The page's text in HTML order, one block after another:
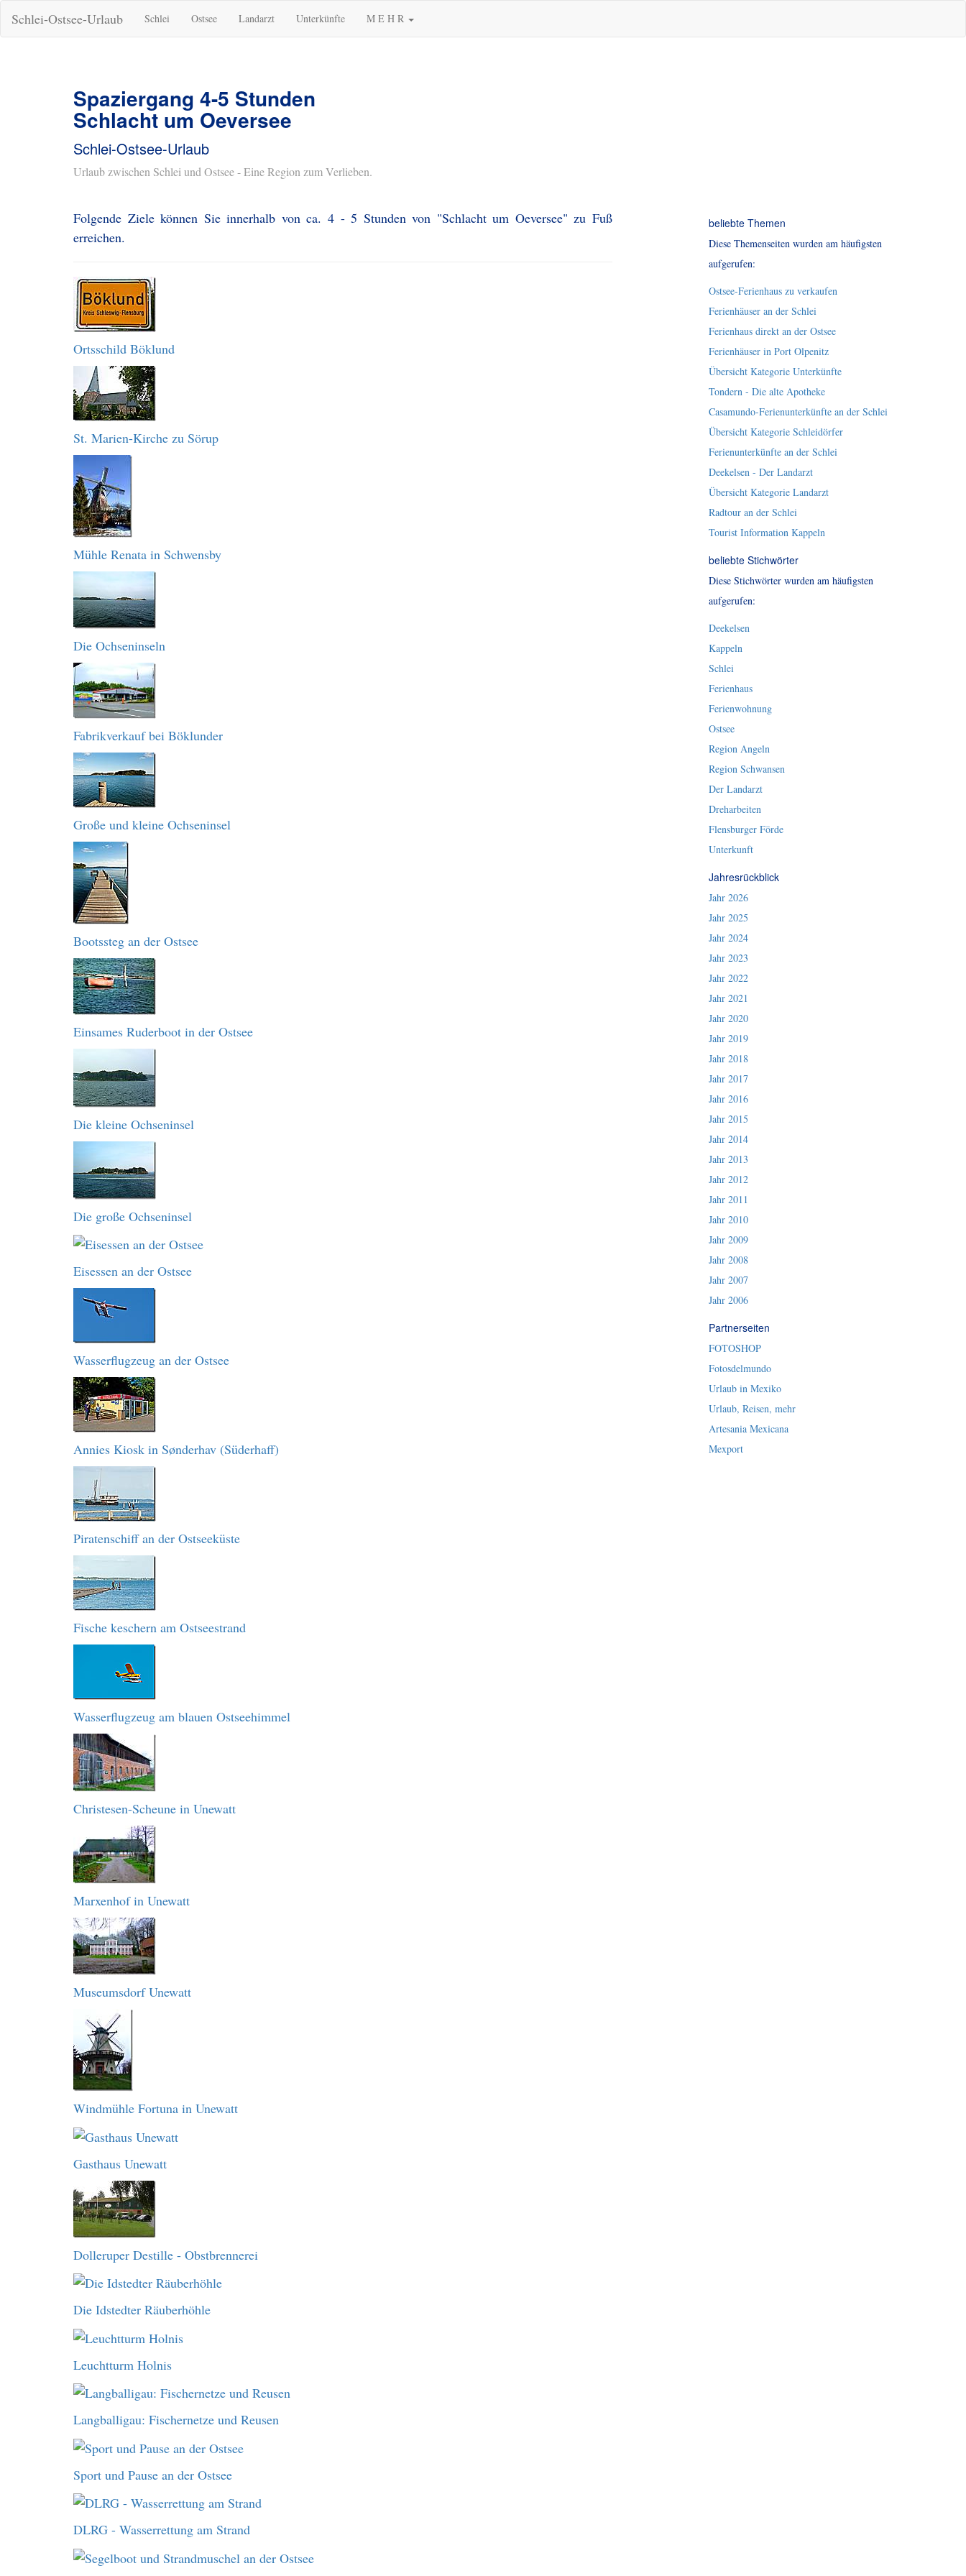
Schlei-Ostsee-Urlaub Schlei Ostsee Landarzt Unterkünfte M E H R
Spaziergang 4-5 Stunden
Schlacht um Oeversee
Schlei-Ostsee-Urlaub
Urlaub zwischen Schlei und Ostsee - Eine Region zum Verlieben.
Folgende Ziele können Sie innerhalb von ca. 4 - 5 Stunden von "Schlacht um Oeversee" zu Fuß
erreichen.
Ortsschild Böklund
St. Marien-Kirche zu Sörup
Mühle Renata in Schwensby
Die Ochseninseln
Fabrikverkauf bei Böklunder
Große und kleine Ochseninsel
Bootssteg an der Ostsee
Einsames Ruderboot in der Ostsee
Die kleine Ochseninsel
Die große Ochseninsel
Eisessen an der Ostsee
Wasserflugzeug an der Ostsee
Annies Kiosk in Sønderhav (Süderhaff)
Piratenschiff an der Ostseeküste
Fische keschern am Ostseestrand
Wasserflugzeug am blauen Ostseehimmel
Christesen-Scheune in Unewatt
Marxenhof in Unewatt
Museumsdorf Unewatt
Windmühle Fortuna in Unewatt
Gasthaus Unewatt
Dolleruper Destille - Obstbrennerei
Die Idstedter Räuberhöhle
Leuchtturm Holnis
Langballigau: Fischernetze und Reusen
Sport und Pause an der Ostsee
DLRG - Wasserrettung am Strand
beliebte Themen
Diese Themenseiten wurden am häufigsten
aufgerufen:
Ostsee-Ferienhaus zu verkaufen
Ferienhäuser an der Schlei
Ferienhaus direkt an der Ostsee
Ferienhäuser in Port Olpenitz
Übersicht Kategorie Unterkünfte
Tondern - Die alte Apotheke
Casamundo-Ferienunterkünfte an der Schlei
Übersicht Kategorie Schleidörfer
Ferienunterkünfte an der Schlei
Deekelsen - Der Landarzt
Übersicht Kategorie Landarzt
Radtour an der Schlei
Tourist Information Kappeln
beliebte Stichwörter
Diese Stichwörter wurden am häufigsten
aufgerufen:
Deekelsen
Kappeln
Schlei
Ferienhaus
Ferienwohnung
Ostsee
Region Angeln
Region Schwansen
Der Landarzt
Dreharbeiten
Flensburger Förde
Unterkunft
Jahresrückblick
Jahr 2026
Jahr 2025
Jahr 2024
Jahr 2023
Jahr 2022
Jahr 2021
Jahr 2020
Jahr 2019
Jahr 2018
Jahr 2017
Jahr 2016
Jahr 2015
Jahr 2014
Jahr 2013
Jahr 2012
Jahr 2011
Jahr 2010
Jahr 2009
Jahr 2008
Jahr 2007
Jahr 2006
Partnerseiten
FOTOSHOP
Fotosdelmundo
Urlaub in Mexiko
Urlaub, Reisen, mehr
Artesania Mexicana
Mexport